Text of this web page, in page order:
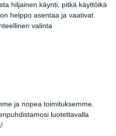
hiljainen käynti, pitkä käyttöikä
helppo asentaa ja vaativat
valinta
ja nopea toimituksemme.
luotettavalla